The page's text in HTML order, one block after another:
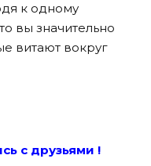
к одному
вы значительно
витают вокруг
с друзьями !